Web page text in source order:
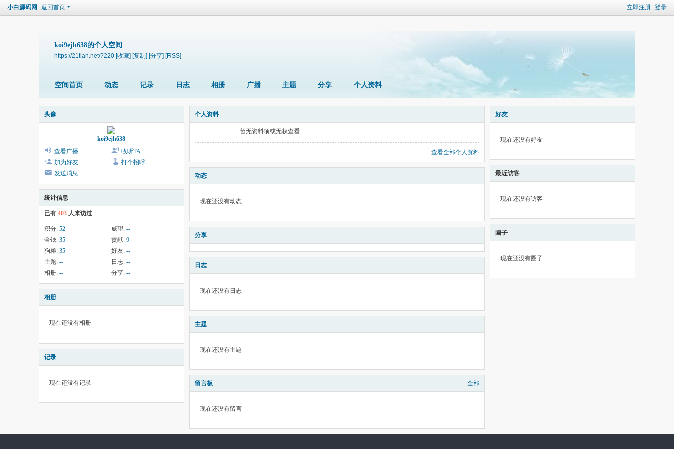
立即注册 登录
小白源码网 返回首页
koi9ejh638的个人空间
https://21tian.net/?220 [收藏] [复制] [分享] [RSS]
空间首页 动态 记录 日志 相册 广播 主题 分享 个人资料
头像
koi9ejh638
查看广播
收听TA
加为好友
打个招呼
发送消息
统计信息
已有 403 人来访过
积分: 52 威望: --
金钱: 35 贡献: 9
狗粮: 35 好友: --
主题: -- 日志: --
相册: -- 分享: --
相册
现在还没有相册
记录
现在还没有记录
个人资料
暂无资料项或无权查看
查看全部个人资料
动态
现在还没有动态
分享
日志
现在还没有日志
主题
现在还没有主题
留言板 全部
现在还没有留言
好友
现在还没有好友
最近访客
现在还没有访客
圈子
现在还没有圈子